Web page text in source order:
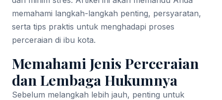
memahami langkah-langkah penting, persyaratan,
serta tips praktis untuk menghadapi proses
perceraian di ibu kota.
Memahami Jenis Perceraian
dan Lembaga Hukumnya
Sebelum melangkah lebih jauh, penting untuk